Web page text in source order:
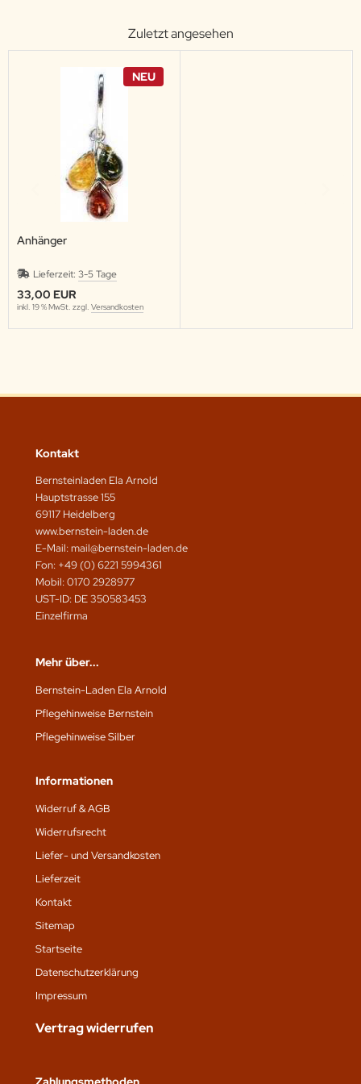
Zuletzt angesehen
NEU
Anhänger
Lieferzeit: 3-5 Tage
33,00 EUR
inkl. 19 % MwSt. zzgl. Versandkosten
Kontakt
Bernsteinladen Ela Arnold
Hauptstrasse 155
69117 Heidelberg
www.bernstein-laden.de
E-Mail: mail@bernstein-laden.de
Fon: +49 (0) 6221 5994361
Mobil: 0170 2928977
UST-ID: DE 350583453
Einzelfirma
Mehr über...
Bernstein-Laden Ela Arnold
Pflegehinweise Bernstein
Pflegehinweise Silber
Informationen
Widerruf & AGB
Widerrufsrecht
Liefer- und Versandkosten
Lieferzeit
Kontakt
Sitemap
Startseite
Datenschutz­erklärung
Impressum
Vertrag widerrufen